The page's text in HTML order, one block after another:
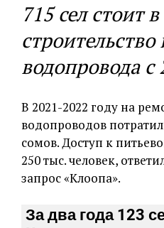
715 сел стоит
водопровода с
В 2021-2022 году на
водопроводов
сомов. Доступ к
250 тыс. человек,
запрос «Клоопа».